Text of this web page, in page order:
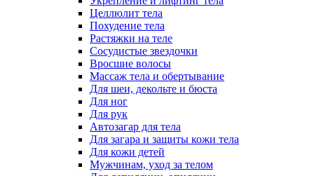
Целлюлит тела
Похудение тела
Растяжки на теле
Сосудистые звездочки
Вросшие волосы
Массаж тела и обертывание
Для шеи, декольте и бюста
Для ног
Для рук
Автозагар для тела
Для загара и защиты кожи тела
Для кожи детей
Мужчинам, уход за телом